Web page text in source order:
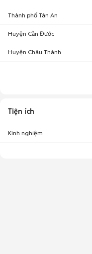
Thành phố Tân An
Huyện Cần Đước
Huyện Châu Thành
Tiện ích
Kinh nghiệm